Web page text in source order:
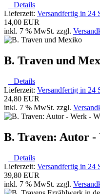
Details
Lieferzeit: Versandfertig in 24
14,00 EUR
inkl. 7 % MwSt. zzgl.
B. Traven und
Details
Lieferzeit: Versandfertig in 24
24,80 EUR
inkl. 7 % MwSt. zzgl.
B. Traven: Autor -
Details
Lieferzeit: Versandfertig in 24
39,80 EUR
inkl. 7 % MwSt. zzgl.